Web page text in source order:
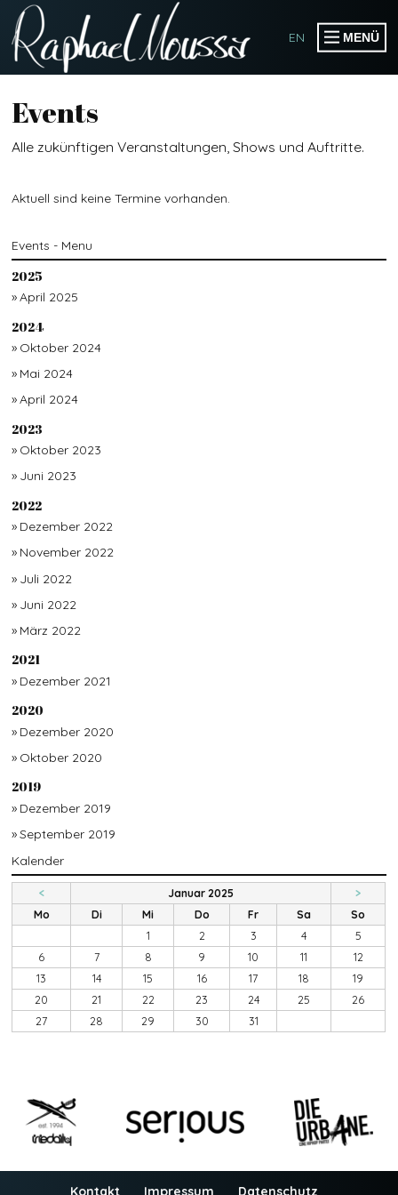
EVENTS
EN MENÜ
Events
Alle zukünftigen Veranstaltungen, Shows und Auftritte.
Aktuell sind keine Termine vorhanden.
Events - Menu
2025
April 2025
2024
Oktober 2024
Mai 2024
April 2024
2023
Oktober 2023
Juni 2023
2022
Dezember 2022
November 2022
Juli 2022
Juni 2022
März 2022
2021
Dezember 2021
2020
Dezember 2020
Oktober 2020
2019
Dezember 2019
September 2019
Kalender
< Januar 2025
>
Mo
Di Mi Do Fr Sa
So
1
2 3 4
5
6
7 8 9 10 11
12
13
14 15 16 17 18
19
20
21 22 23 24 25
26
27
28 29 30 31
Kontakt Impressum Datenschutz